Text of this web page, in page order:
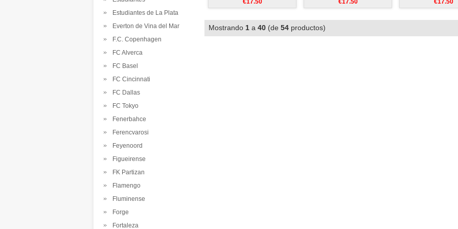
Estudiantes de La Plata
Everton de Vina del Mar
F.C. Copenhagen
FC Alverca
FC Basel
FC Cincinnati
FC Dallas
FC Tokyo
Fenerbahce
Ferencvarosi
Feyenoord
Figueirense
FK Partizan
Flamengo
Fluminense
Forge
Fortaleza
€17.50 €17.50 €17.50
Mostrando 1 a 40 (de 54 productos)